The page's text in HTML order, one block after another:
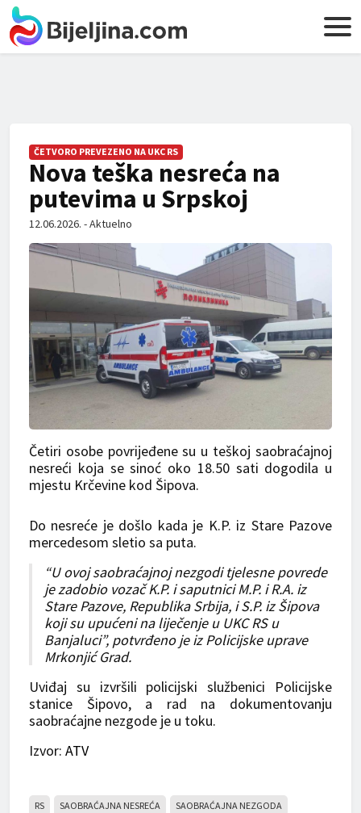
ČETVORO PREVEZENO NA UKC RS
Nova teška nesreća na
putevima u Srpskoj
12.06.2026. - Aktuelno
Četiri osobe povrijeđene su u teškoj saobraćajnoj
nesreći koja se sinoć oko 18.50 sati dogodila u
mjestu Krčevine kod Šipova.
Do nesreće je došlo kada je K.P. iz Stare Pazove
mercedesom sletio sa puta.
“U ovoj saobraćajnoj nezgodi tjelesne povrede
je zadobio vozač K.P. i saputnici M.P. i R.A. iz
Stare Pazove, Republika Srbija, i S.P. iz Šipova
koji su upućeni na liječenje u UKC RS u
Banjaluci”, potvrđeno je iz Policijske uprave
Mrkonjić Grad.
Uviđaj su izvršili policijski službenici Policijske
stanice Šipovo, a rad na dokumentovanju
saobraćajne nezgode je u toku.
Izvor: ATV
RS SAOBRAĆAJNA NESREĆA SAOBRAĆAJNA NEZGODA